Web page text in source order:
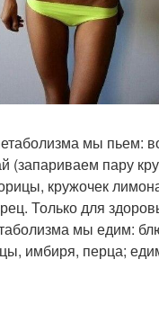
мы пьем:
(запариваем пару
кружочек
Только для
мы едим:
имбиря, перца;